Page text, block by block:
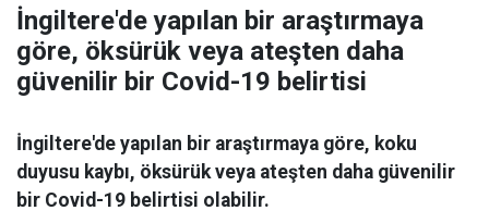
İngiltere'de yapılan bir araştırmaya
göre, öksürük veya ateşten daha
güvenilir bir Covid-19 belirtisi
İngiltere'de yapılan bir araştırmaya göre, koku
duyusu kaybı, öksürük veya ateşten daha güvenilir
bir Covid-19 belirtisi olabilir.